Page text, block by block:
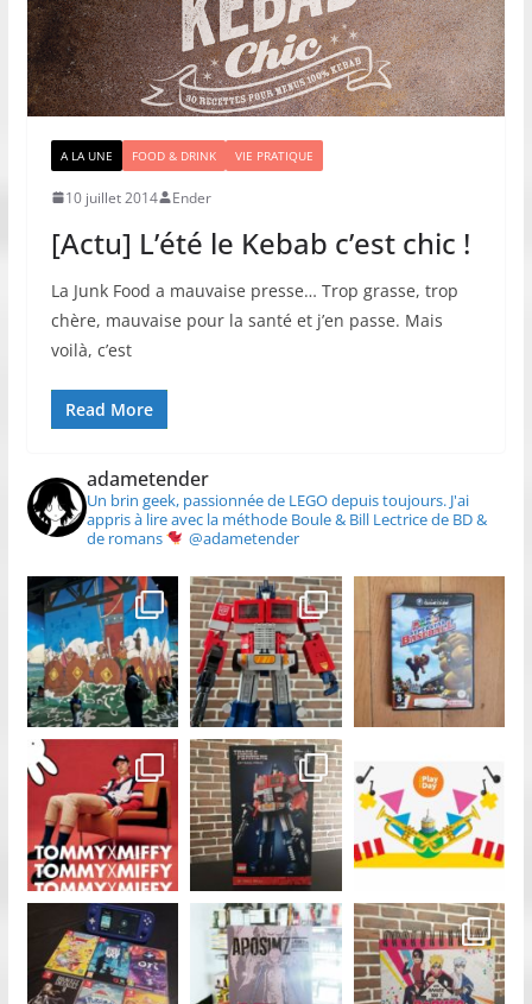
A LA UNE FOOD & DRINK VIE PRATIQUE
10 juillet 2014 Ender
[Actu] L’été le Kebab c’est chic !
La Junk Food a mauvaise presse… Trop grasse, trop
chère, mauvaise pour la santé et j’en passe. Mais
voilà, c’est
Read More
adametender
Un brin geek, passionnée de LEGO depuis toujours.J'ai
appris à lire avec la méthode Boule & Bill Lectrice de BD &
de romans
@adametender